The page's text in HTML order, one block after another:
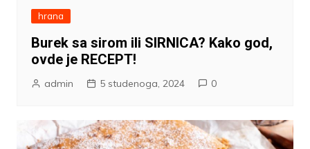
hrana
Burek sa sirom ili SIRNICA? Kako god,
ovde je RECEPT!
admin 5 studenoga, 2024 0